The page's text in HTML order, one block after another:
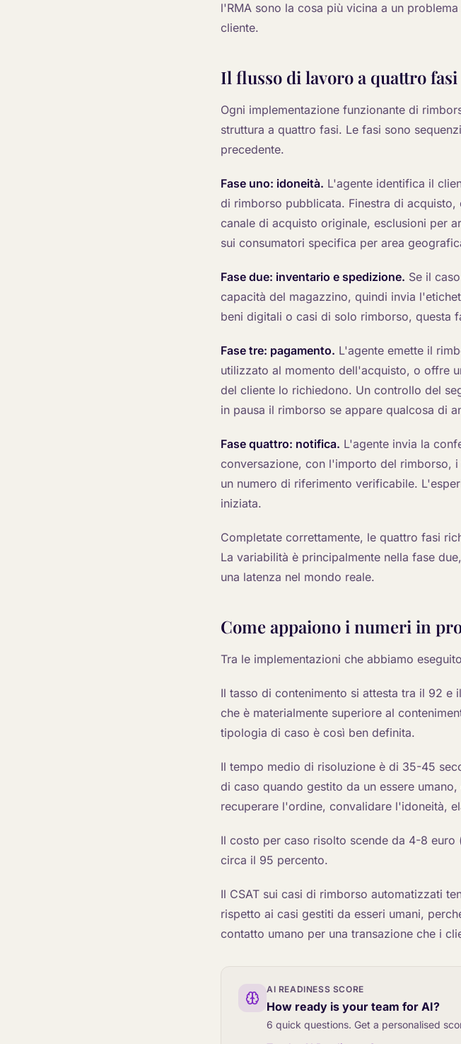
l'RMA sono la cosa più vicina a un
cliente.
Il flusso di lavoro a quattro fasi
Ogni implementazione funzionante di
struttura a quattro fasi. Le fasi sono
precedente.
Fase uno: idoneità. L'agente identifica il
di rimborso pubblicata. Finestra di
canale di acquisto originale, esclusioni per
sui consumatori specifica per area
Fase due: inventario e spedizione. Se il
capacità del magazzino, quindi invia
beni digitali o casi di solo rimborso, questa
Fase tre: pagamento. L'agente emette il
utilizzato al momento dell'acquisto, o offre
del cliente lo richiedono. Un controllo del
in pausa il rimborso se appare qualcosa di
Fase quattro: notifica. L'agente invia la
conversazione, con l'importo del rimborso,
un numero di riferimento verificabile.
iniziata.
Completate correttamente, le quattro fasi
La variabilità è principalmente nella fase
una latenza nel mondo reale.
Come appaiono i numeri in
Tra le implementazioni che abbiamo
Il tasso di contenimento si attesta tra il 92
che è materialmente superiore al
tipologia di caso è così ben definita.
Il tempo medio di risoluzione è di 35-45
di caso quando gestito da un essere
recuperare l'ordine, convalidare l'idoneità,
Il costo per caso risolto scende da 4-8
circa il 95 percento.
Il CSAT sui casi di rimborso automatizzati
rispetto ai casi gestiti da esseri umani,
contatto umano per una transazione che i
AI READINESS SCORE
How ready is your team for AI?
6 quick questions. Get a personalised